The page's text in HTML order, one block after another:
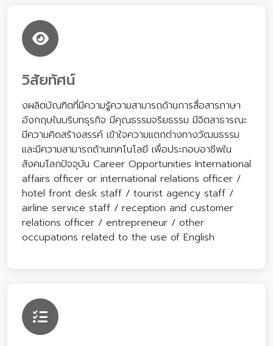
วิสัยทัศน์
งผลิตบัณฑิตที่มีความรู้ความสามารถด้านการสื่อสารภาษา
อังกฤษในบริบทธุรกิจ มีคุณธรรมจริยธรรม มีจิตสาธารณะ
มีความคิดสร้างสรรค์ เข้าใจความแตกต่างทางวัฒนธรรม
และมีความสามารถด้านเทคโนโลยี เพื่อประกอบอาชีพใน
สังคมโลกปัจจุบัน Career Opportunities International
affairs officer or international relations officer /
hotel front desk staff / tourist agency staff /
airline service staff / reception and customer
relations officer / entrepreneur / other
occupations related to the use of English